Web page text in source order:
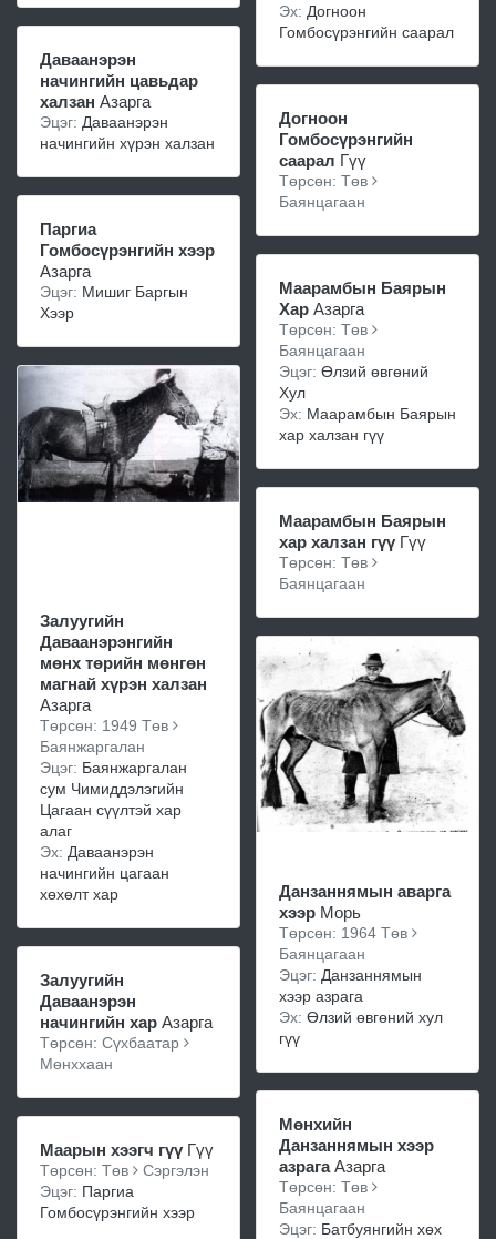
Даваанэрэн
начингийн цавьдар
халзан Азарга
Эцэг: Даваанэрэн
начингийн хүрэн халзан
Паргиа
Гомбосүрэнгийн хээр
Азарга
Эцэг: Мишиг Баргын
Хээр
Залуугийн
Даваанэрэнгийн
мөнх төрийн мөнгөн
магнай хүрэн халзан
Азарга
Төрсөн: 1949 Төв
Баянжаргалан
Эцэг: Баянжаргалан
сум Чимиддэлэгийн
Цагаан сүүлтэй хар
алаг
Эх: Даваанэрэн
начингийн цагаан
хөхөлт хар
Залуугийн
Даваанэрэн
начингийн хар Азарга
Төрсөн: Сүхбаатар
Мөнххаан
Маарын хээгч гүү Гүү
Төрсөн: Төв
Сэргэлэн
Эцэг: Паргиа
Гомбосүрэнгийн хээр
Эх: Догноон
Гомбосүрэнгийн саарал
Догноон
Гомбосүрэнгийн
саарал Гүү
Төрсөн: Төв
Баянцагаан
Маарамбын Баярын
Хар Азарга
Төрсөн: Төв
Баянцагаан
Эцэг: Өлзий өвгөний
Хул
Эх: Маарамбын Баярын
хар халзан гүү
Маарамбын Баярын
хар халзан гүү Гүү
Төрсөн: Төв
Баянцагаан
Данзаннямын аварга
хээр Морь
Төрсөн: 1964 Төв
Баянцагаан
Эцэг: Данзаннямын
хээр азрага
Эх: Өлзий өвгөний хул
гүү
Мөнхийн
Данзаннямын хээр
азрагаАзарга
Төрсөн: Төв
Баянцагаан
Эцэг: Батбуянгийн хөх